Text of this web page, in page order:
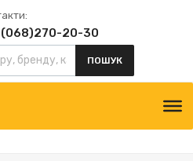
20-30
52-75
ПОШУК